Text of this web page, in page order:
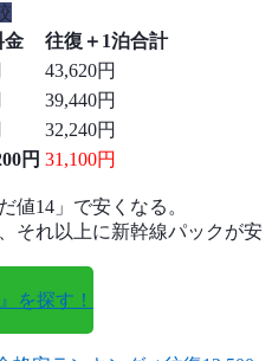
金
往復＋1泊合計
43,620円
39,440円
32,240円
円 31,100円
値14」で安くなる。
それ以上に新幹線パックが安
を探す！